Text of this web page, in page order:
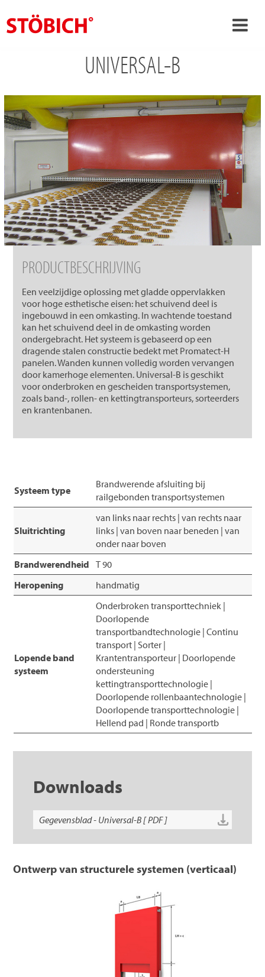
›
Oplossingen
Referenties
›
Over Stöbich
Actueel
Contact
UNIVERSAL-B
PRODUCTBESCHRIJVING
Een veelzijdige oplossing met gladde oppervlakken
voor hoge esthetische eisen: het schuivend deel is
ingebouwd in een omkasting. In wachtende toestand
kan het schuivend deel in de omkasting worden
ondergebracht. Het systeem is gebaseerd op een
dragende stalen constructie bedekt met Promatect-H
panelen. Wanden kunnen volledig worden vervangen
door kamerhoge elementen. Universal-B is geschikt
voor onderbroken en gescheiden transportsystemen,
zoals band-, rollen- en kettingtransporteurs, sorteerders
en krantenbanen.
Systeem type
Brandwerende afsluiting bij
railgebonden transportsystemen
Sluitrichting
van links naar rechts | van rechts naar
links | van boven naar beneden | van
onder naar boven
Brandwerendheid T 90
Heropening
handmatig
Lopende band
systeem
Onderbroken transporttechniek |
Doorlopende
transportbandtechnologie | Continu
transport | Sorter |
Krantentransporteur | Doorlopende
ondersteuning
kettingtransporttechnologie |
Doorlopende rollenbaantechnologie |
Doorlopende transporttechnologie |
Hellend pad | Ronde transportb
Downloads
Gegevensblad - Universal-B [ PDF ]
Ontwerp van structurele systemen (verticaal)